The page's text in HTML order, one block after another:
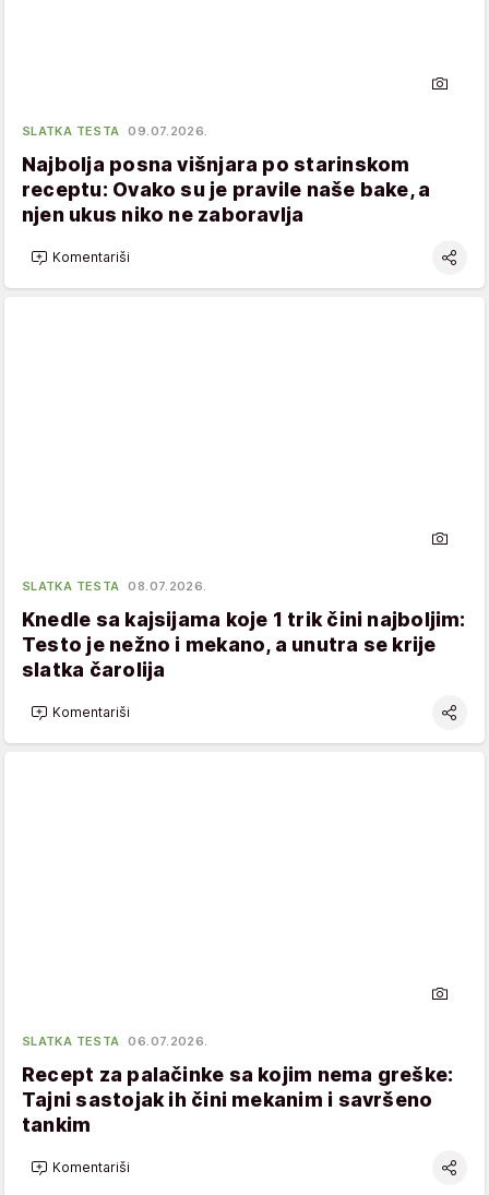
SLATKA TESTA 09.07.2026.
Najbolja posna višnjara po starinskom
receptu: Ovako su je pravile naše bake, a
njen ukus niko ne zaboravlja
Komentariši
SLATKA TESTA 08.07.2026.
Knedle sa kajsijama koje 1 trik čini najboljim:
Testo je nežno i mekano, a unutra se krije
slatka čarolija
Komentariši
SLATKA TESTA 06.07.2026.
Recept za palačinke sa kojim nema greške:
Tajni sastojak ih čini mekanim i savršeno
tankim
Komentariši